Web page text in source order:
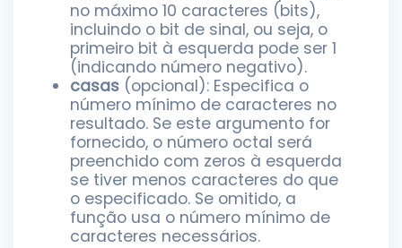
no máximo 10 caracteres (bits),
incluindo o bit de sinal, ou seja, o
primeiro bit à esquerda pode ser 1
(indicando número negativo).
casas (opcional): Especifica o
número mínimo de caracteres no
resultado. Se este argumento for
fornecido, o número octal será
preenchido com zeros à esquerda
se tiver menos caracteres do que
o especificado. Se omitido, a
função usa o número mínimo de
caracteres necessários.